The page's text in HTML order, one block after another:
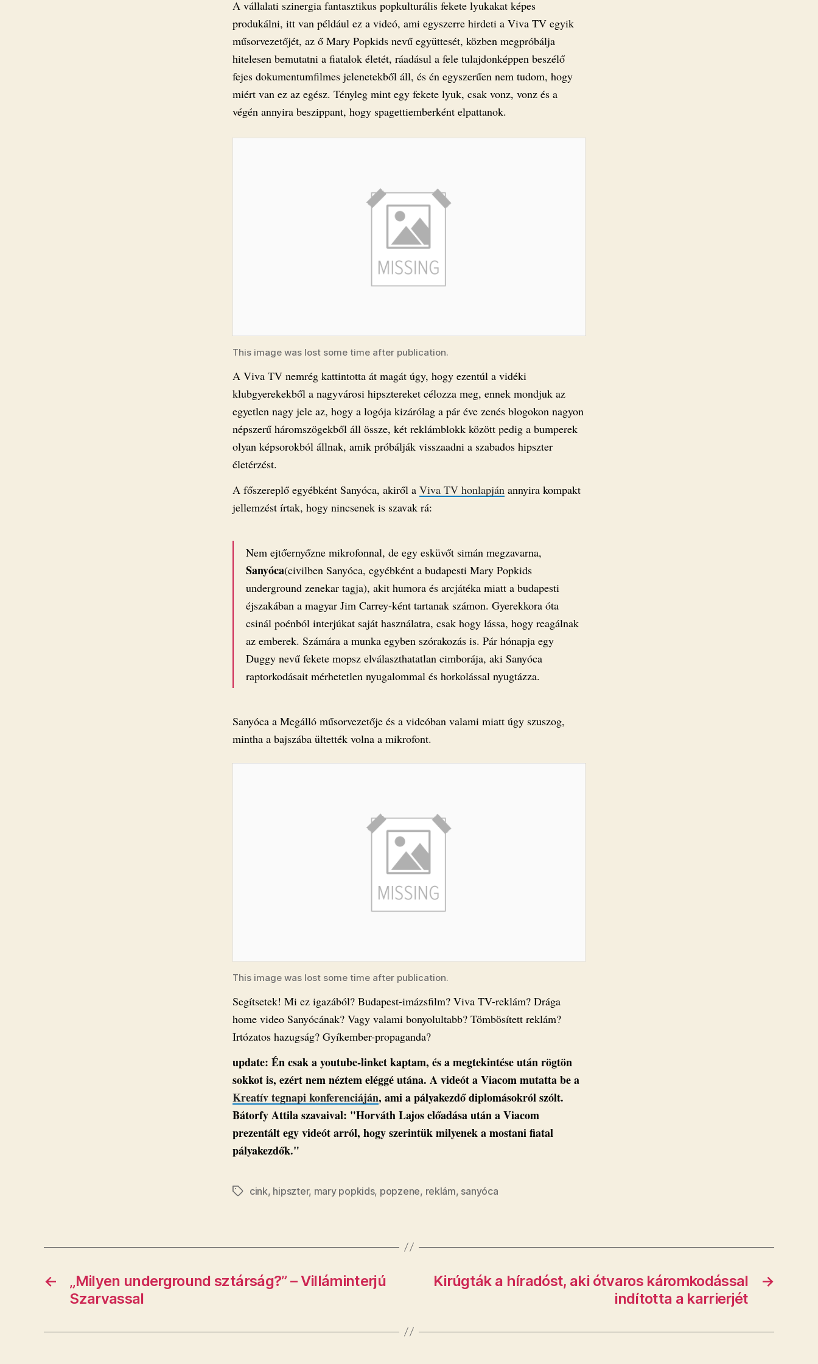
bejegyzéshez
A vállalati szinergia fantasztikus popkulturális fekete lyukakat képes
produkálni, itt van például ez a videó, ami egyszerre hirdeti a Viva TV egyik
műsorvezetőjét, az ő Mary Popkids nevű együttesét, közben megpróbálja
hitelesen bemutatni a fiatalok életét, ráadásul a fele tulajdonképpen beszélő
fejes dokumentumfilmes jelenetekből áll, és én egyszerűen nem tudom, hogy
miért van ez az egész. Tényleg mint egy fekete lyuk, csak vonz, vonz és a
végén annyira beszippant, hogy spagettiemberként elpattanok.
This image was lost some time after publication.
A Viva TV nemrég kattintotta át magát úgy, hogy ezentúl a vidéki
klubgyerekekből a nagyvárosi hipsztereket célozza meg, ennek mondjuk az
egyetlen nagy jele az, hogy a logója kizárólag a pár éve zenés blogokon nagyon
népszerű háromszögekből áll össze, két reklámblokk között pedig a bumperek
olyan képsorokból állnak, amik próbálják visszaadni a szabados hipszter
életérzést.
A főszereplő egyébként Sanyóca, akiről a Viva TV honlapján annyira kompakt
jellemzést írtak, hogy nincsenek is szavak rá:
Nem ejtőernyőzne mikrofonnal, de egy esküvőt simán megzavarna,
Sanyóca(civilben Sanyóca, egyébként a budapesti Mary Popkids
underground zenekar tagja), akit humora és arcjátéka miatt a budapesti
éjszakában a magyar Jim Carrey-ként tartanak számon. Gyerekkora óta
csinál poénból interjúkat saját használatra, csak hogy lássa, hogy reagálnak
az emberek. Számára a munka egyben szórakozás is. Pár hónapja egy
Duggy nevű fekete mopsz elválaszthatatlan cimborája, aki Sanyóca
raptorkodásait mérhetetlen nyugalommal és horkolással nyugtázza.
Sanyóca a Megálló műsorvezetője és a videóban valami miatt úgy szuszog,
mintha a bajszába ültették volna a mikrofont.
This image was lost some time after publication.
Segítsetek! Mi ez igazából? Budapest-imázsfilm? Viva TV-reklám? Drága
home video Sanyócának? Vagy valami bonyolultabb? Tömbösített reklám?
Irtózatos hazugság? Gyíkember-propaganda?
update: Én csak a youtube-linket kaptam, és a megtekintése után rögtön
sokkot is, ezért nem néztem eléggé utána. A videót a Viacom mutatta be a
Kreatív tegnapi konferenciáján, ami a pályakezdő diplomásokról szólt.
Bátorfy Attila szavaival: "Horváth Lajos előadása után a Viacom
prezentált egy videót arról, hogy szerintük milyenek a mostani fiatal
pályakezdők."
Címkék
cink, hipszter, mary popkids, popzene, reklám, sanyóca
←
„Milyen underground sztárság?” – Villáminterjú
Szarvassal
→
Kirúgták a híradóst, aki ótvaros káromkodással
indította a karrierjét